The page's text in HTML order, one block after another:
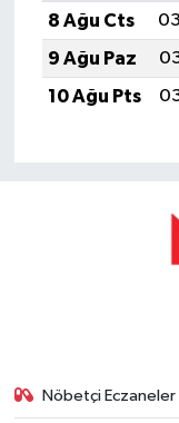
8 Ağu Cts
9 Ağu Paz
10 Ağu Pts
Nöbetçi Eczaneler